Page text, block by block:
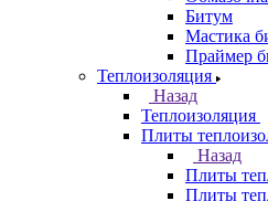
Битум
Мастика
Праймер
Теплоизоляция
Назад
Теплоизоляция
Плиты
Назад
Плиты
Плиты